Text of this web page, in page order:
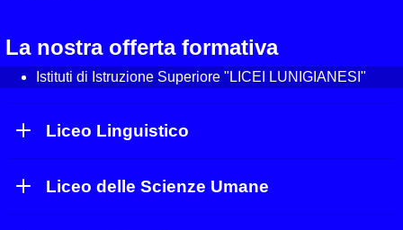
La nostra offerta formativa
Istituti di Istruzione Superiore "LICEI LUNIGIANESI"
Liceo Linguistico
Liceo delle Scienze Umane